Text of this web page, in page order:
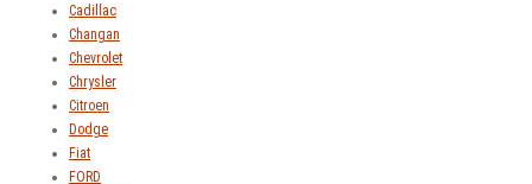
Cadillac
Changan
Chevrolet
Chrysler
Citroen
Dodge
Fiat
FORD